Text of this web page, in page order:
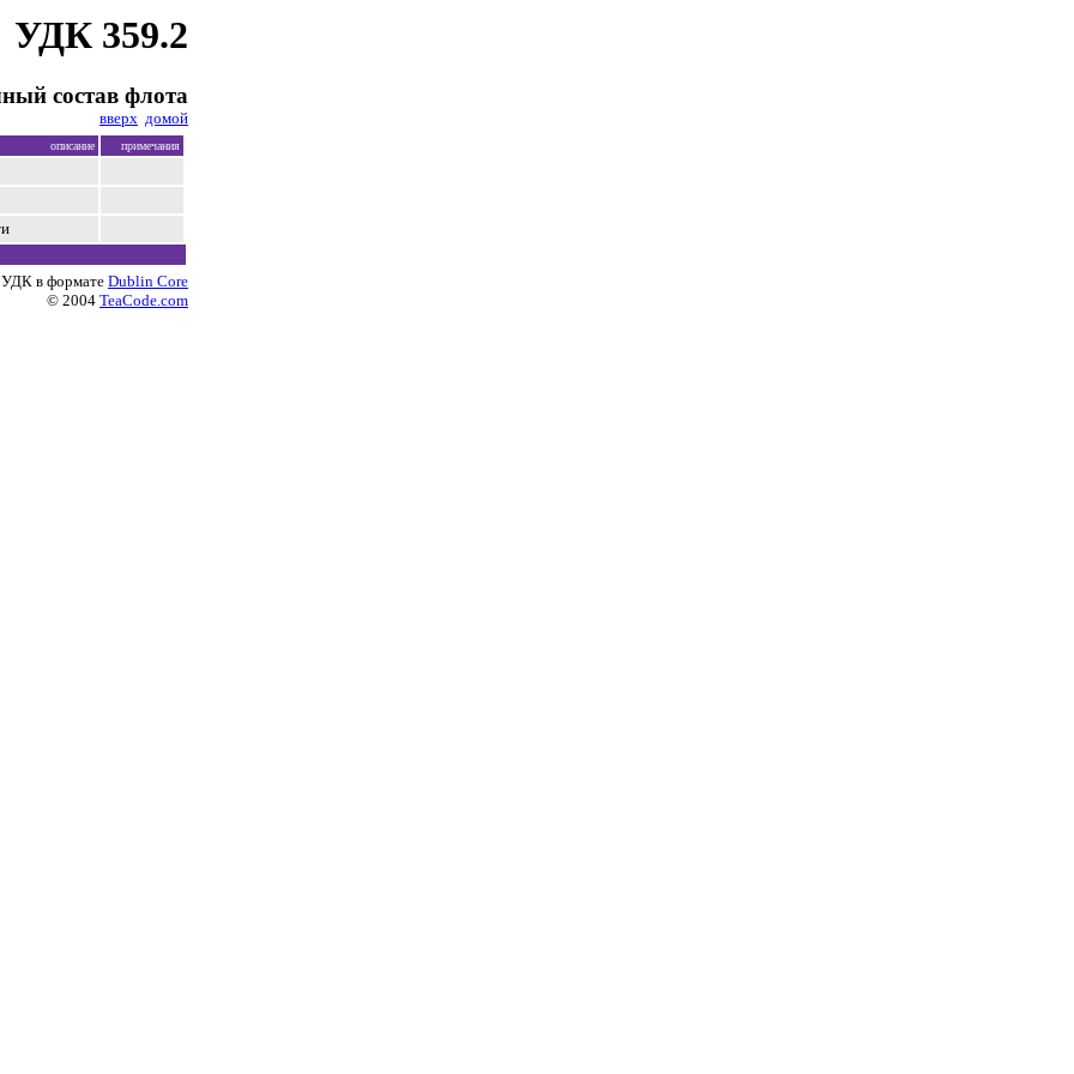
УДК 359.2
состав флота
вверх домой
описание примечания
УДК в форматеDublin Core
© 2004 TeaCode.com